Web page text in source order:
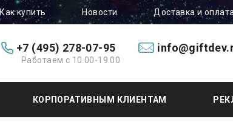
Как купить Новости Доставка и оплата
+7 (495) 278-07-95
Работаем с 10.00-19.00
КОРПОРАТИВНЫМ КЛИЕНТАМ